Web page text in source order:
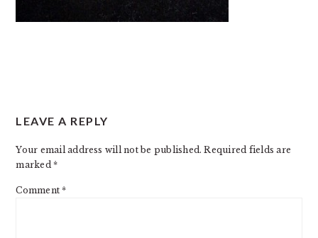
INTERACTIONS
LEAVE A REPLY
Your email address will not be published. Required fields are
marked*
Comment*